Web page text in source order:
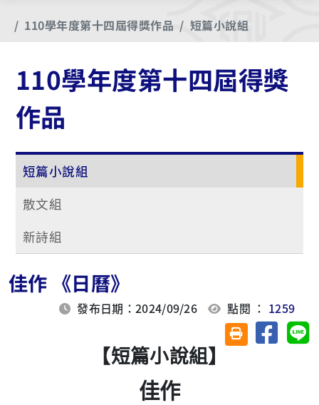
110學年度第十四屆得獎作品
短篇小說組
110學年度第十四屆得獎
作品
短篇小說組
散文組
新詩組
佳作 《日曆》
發布日期：2024/09/26 點閱 ： 1259
友善列印(另開視
分享至
【短篇小說組】
佳作